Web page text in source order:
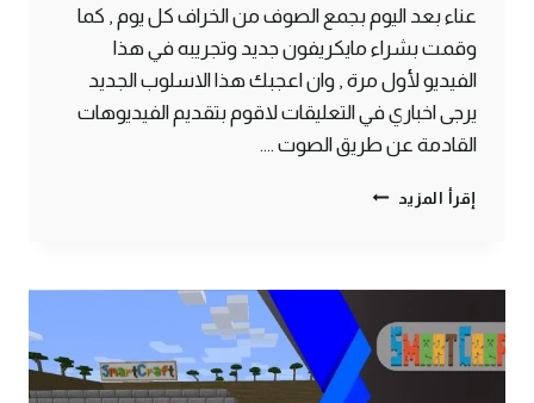
عناء بعد اليوم بجمع الصوف من الخراف كل يوم , كما
وقمت بشراء مايكريفون جديد وتجريبه في هذا
الفيديو لأول مرة , وان اعجبك هذا الاسلوب الجديد
يرجى اخباري في التعليقات لاقوم بتقديم الفيديوهات
القادمة عن طريق الصوت ….
إقرأ المزيد طريقة
بشكل
تلقائي
وجنوني
ماين
كرافت